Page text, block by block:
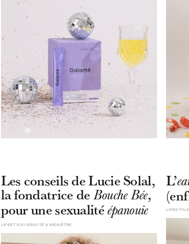
Les conseils de Lucie Solal,
la fondatrice de Bouche Bée,
pour une sexualitéépanouie
BEAUTÉ & BIEN-ÊTRE
LIFESTYLE
L’
LIFESTYLE